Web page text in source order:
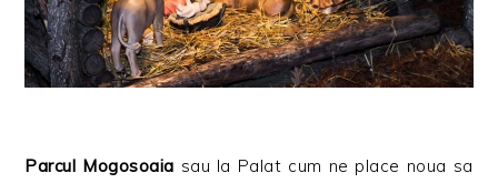
Parcul Mogosoaia sau la Palat cum ne place noua sa